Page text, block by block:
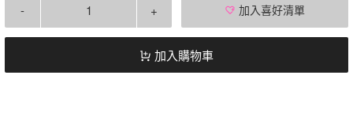
- + 加入喜好清單
加入購物車